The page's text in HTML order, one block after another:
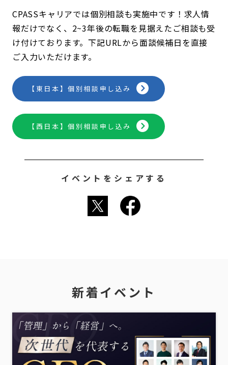
CPASSキャリアでは個別相談も実施中です！求人情
報だけでなく、2~3年後の転職を見据えたご相談も受
け付けております。下記URLから面談候補日を直接
ご入力いただけます。
【東日本】個別相談申し込み
【西日本】個別相談申し込み
イベントをシェアする
新着イベント